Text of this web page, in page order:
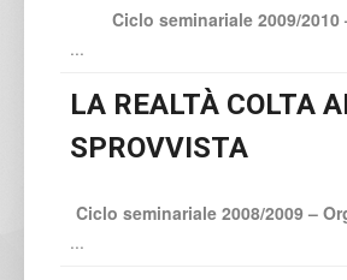
Ciclo seminariale 2009/2010
...
LA REALTÀ COLTA
SPROVVISTA
Ciclo seminariale 2008/2009 –
...